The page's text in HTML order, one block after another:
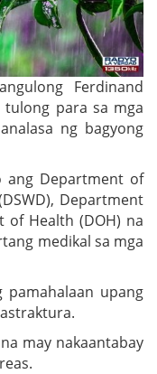
Ferdinand
tulong para sa mga
ng bagyong
ang Department of
Department
of Health (DOH) na
medikal sa mga
pamahalaan upang
may nakaantabay